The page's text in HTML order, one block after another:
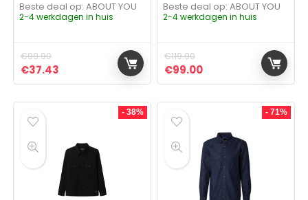
Beste deal op:
ABOUT YOU
2-4 werkdagen in huis
€99.90
Oorspronkelijke prijs was: €99.90.
€37.43 Huidige prijs is: €37.43.
Beste deal op:
ABOUT YOU
2-4 werkdagen in huis
€119.00
Oorspronkelijke prijs was:
€99.00Huidige prijs is:
- 38% - 71%